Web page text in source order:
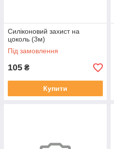
Силіконовий захист на
цоколь (3м)
Під замовлення
105 ₴
Купити